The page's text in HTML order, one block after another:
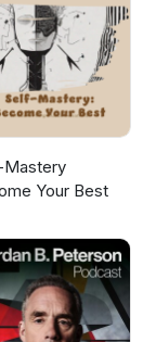
Your Best